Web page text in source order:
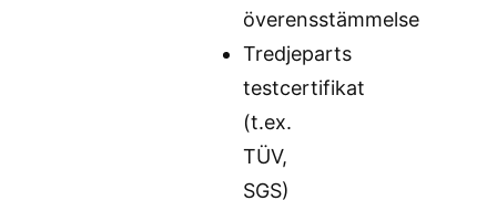
överensstämmelse
Tredjeparts
testcertifikat
(t.ex.
TÜV,
SGS)